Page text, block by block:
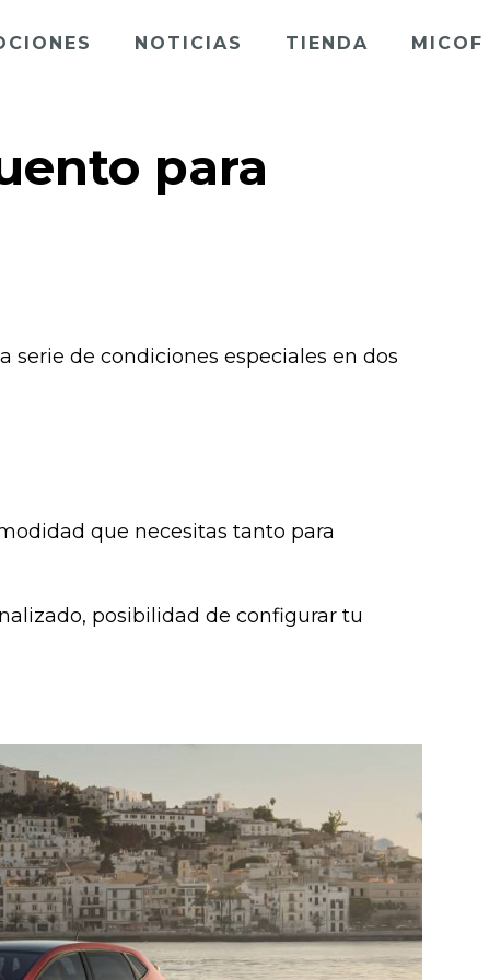
NOTICIAS TIENDA MICOF
para
serie de condiciones especiales en dos
que necesitas tanto para
posibilidad de configurar tu